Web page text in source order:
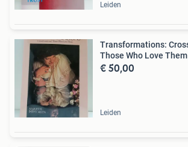
Leiden
Transformations:
Those Who Love
€ 50,00
Leiden